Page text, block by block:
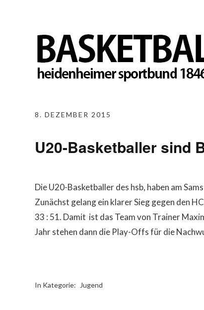
8. DEZEMBER 2015
U20-Basketballer sind
Die U20-Basketballer des hsb, haben am
Zunächst gelang ein klarer Sieg gegen den
33 : 51. Damit ist das Team von Trainer
Jahr stehen dann die Play-Offs für die
In Kategorie: Jugend